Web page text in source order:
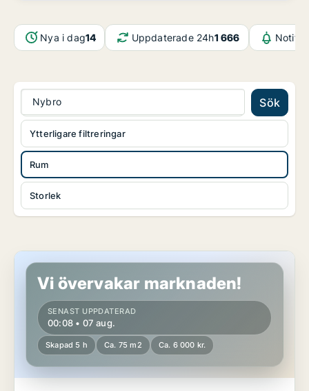
Nya i dag14 Uppdaterade 24h1 666
Nybro Sök
Rum
Storlek
Ytterligare filtreringar
Lägenhet i Hultsfred
Vi övervakar marknaden!
SENAST UPPDATERAD
00:08 • 07 aug.
Skapad 5 h Ca. 75 m2 Ca. 6 000 kr.